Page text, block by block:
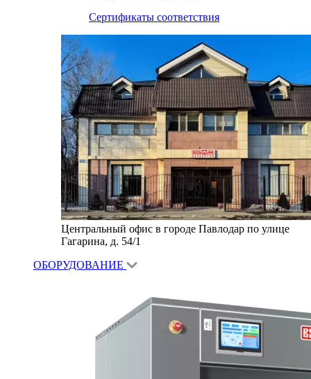
Сертификаты соответствия
Центральный офис в городе Павлодар по улице
Гагарина, д. 54/1
ОБОРУДОВАНИЕ